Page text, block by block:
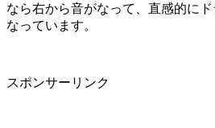
なら右から音がなって、直感的に
なっています。
スポンサーリンク